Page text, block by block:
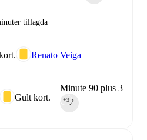
tillagda
Renato Veiga
Minute 90 plus 3
90‎’‎
+3
Gult kort.